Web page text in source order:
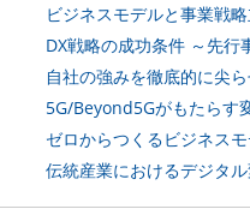
ビジネスモデルと事業戦
DX戦略の成功条件 ～先行
自社の強みを徹底的に尖
5G/Beyond5Gがもたらす
ゼロからつくるビジネス
伝統産業におけるデジタ